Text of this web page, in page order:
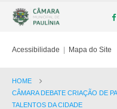
Acessibilidade | Mapa do Site
HOME
CÂMARA DEBATE CRIAÇÃO DE
TALENTOS DA CIDADE